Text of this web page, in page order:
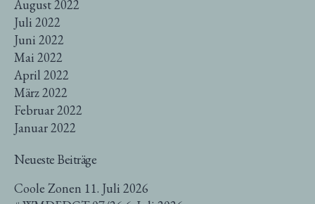
August 2022
Juli 2022
Juni 2022
Mai 2022
April 2022
März 2022
Februar 2022
Januar 2022
Neueste Beiträge
Coole Zonen 11. Juli 2026